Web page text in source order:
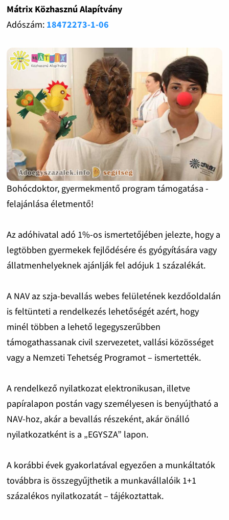
Mátrix Közhasznú Alapítvány
Adószám: 18472273-1-06
Bohócdoktor, gyermekmentő program támogatása -
felajánlása életmentő!
Az adóhivatal adó 1%-os ismertetőjében jelezte, hogy a
legtöbben gyermekek fejlődésére és gyógyítására vagy
állatmenhelyeknek ajánlják fel adójuk 1 százalékát.
A NAV az szja-bevallás webes felületének kezdőoldalán
is feltünteti a rendelkezés lehetőségét azért, hogy
minél többen a lehető legegyszerűbben
támogathassanak civil szervezetet, vallási közösséget
vagy a Nemzeti Tehetség Programot – ismertették.
A rendelkező nyilatkozat elektronikusan, illetve
papíralapon postán vagy személyesen is benyújtható a
NAV-hoz, akár a bevallás részeként, akár önálló
nyilatkozatként is a „EGYSZA” lapon.
A korábbi évek gyakorlatával egyezően a munkáltatók
továbbra is összegyűjthetik a munkavállalóik 1+1
százalékos nyilatkozatát – tájékoztattak.